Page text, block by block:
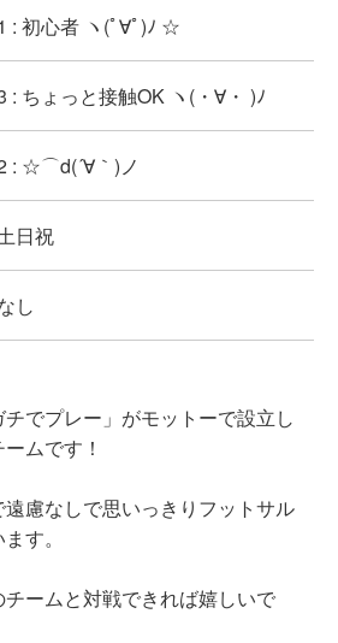
: 初心者 ヽ(ﾟ∀ﾟ)ﾉ ☆
: ちょっと接触OK ヽ(・∀・ )ﾉ
: ☆⌒d(´∀｀)ノ
日祝
し
チでプレー」がモットーで設立し
ムです！
慮なしで思いっきりフットサル
す。
ームと対戦できれば嬉しいで